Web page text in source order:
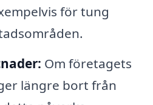
för tung
Om företagets
längre bort från